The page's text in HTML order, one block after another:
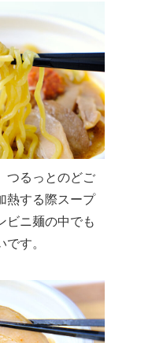
つるっとのどご
熱する際スープ
ビニ麺の中でも
す。